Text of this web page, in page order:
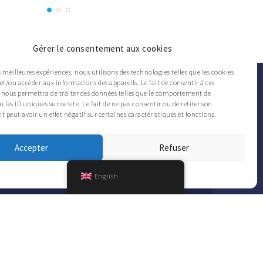
Gérer le consentement aux cookies
meilleures expériences, nous utilisons des technologies telles que les cookies
ou accéder aux informations des appareils. Le fait de consentir à ces
permettra de traiter des données telles que le comportement de
les ID uniques sur ce site. Le fait de ne pas consentir ou de retirer son
peut avoir un effet négatif sur certaines caractéristiques et fonctions.
Accepter Refuser
CookiesConfidentialité
FOLLOW THE CAFMET NEWS
English